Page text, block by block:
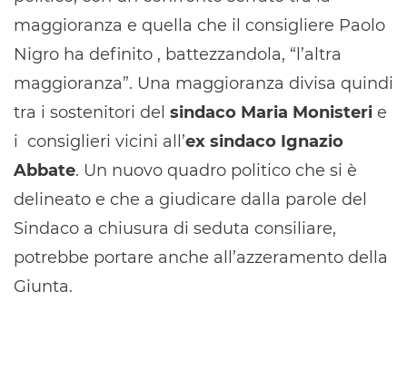
maggioranza e quella che il consigliere Paolo
Nigro ha definito , battezzandola, “l’altra
maggioranza”. Una maggioranza divisa quindi
tra i sostenitori del sindaco Maria Monisteri e
i consiglieri vicini all’ex sindaco Ignazio
Abbate. Un nuovo quadro politico che si è
delineato e che a giudicare dalla parole del
Sindaco a chiusura di seduta consiliare,
potrebbe portare anche all’azzeramento della
Giunta.